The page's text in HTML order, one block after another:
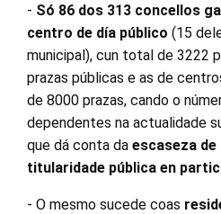
- Só 86 dos 313 concellos
centro de día público (15
municipal), cun total de 3222
prazas públicas e as de
de 8000 prazas, cando o
dependentes na actualidade
que dá conta da escaseza de
titularidade pública en
- O mesmo sucede coas